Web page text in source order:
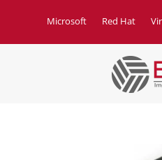
Microsoft Red Hat